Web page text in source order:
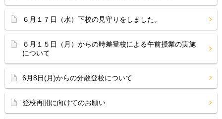
６月１７日（水）下校の見守りをしました。
６月１５日（月）からの時差登校による午前授業の実施
について
6月8日(月)からの分散登校について
登校再開に向けてのお願い